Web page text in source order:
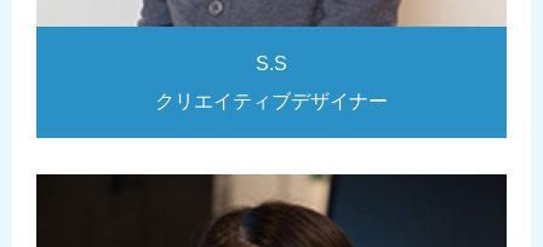
S.S
クリエイティブデザイナー